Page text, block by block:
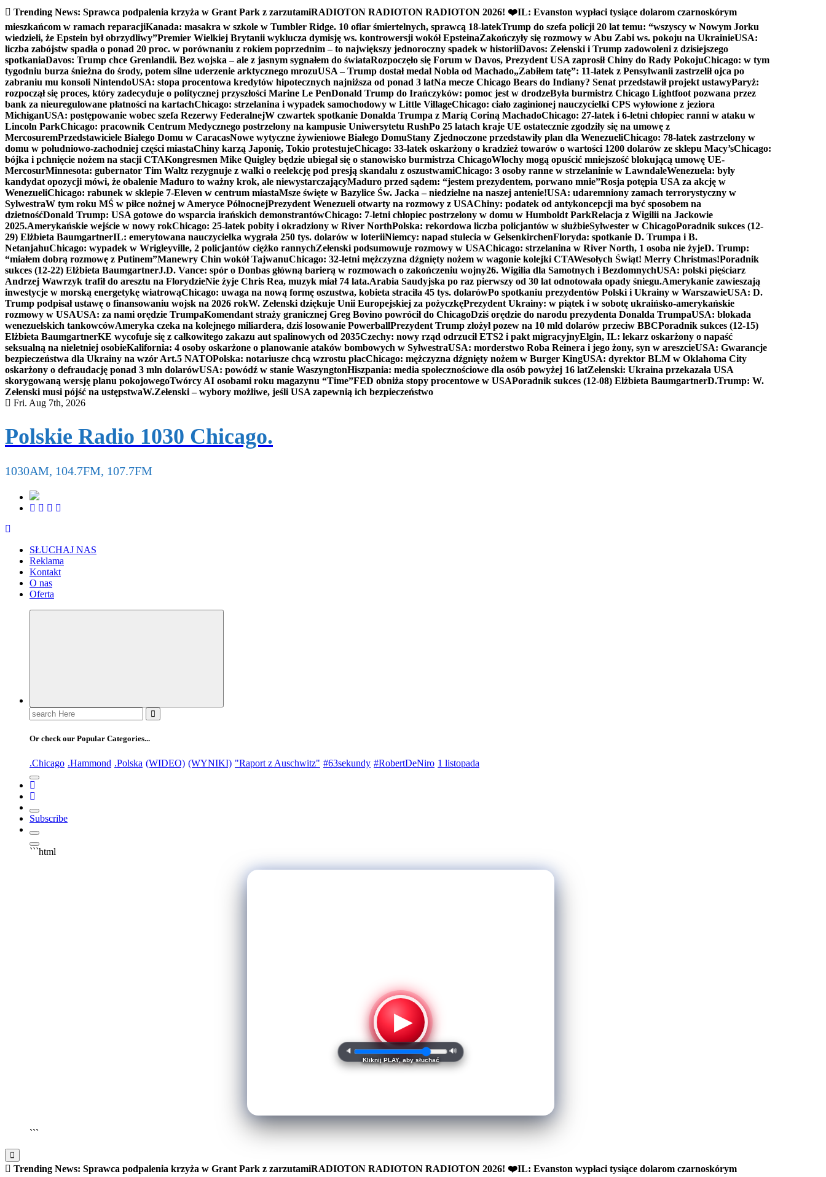
Trending News: Sprawca podpalenia krzyża w Grant Park z zarzutamiRADIOTON RADIOTON RADIOTON 2026! ❤️IL: Evanston wypłaci tysiące dolarom czarnoskórym
mieszkańcom w ramach reparacjiKanada: masakra w szkole w Tumbler Ridge. 10 ofiar śmiertelnych, sprawcą 18-latekTrump do szefa policji 20 lat temu: “wszyscy w Nowym Jorku
wiedzieli, że Epstein był obrzydliwy”Premier Wielkiej Brytanii wyklucza dymisję ws. kontrowersji wokół EpsteinaZakończyły się rozmowy w Abu Zabi ws. pokoju na UkrainieUSA:
liczba zabójstw spadła o ponad 20 proc. w porównaniu z rokiem poprzednim – to największy jednoroczny spadek w historiiDavos: Zełenski i Trump zadowoleni z dzisiejszego
spotkaniaDavos: Trump chce Grenlandii. Bez wojska – ale z jasnym sygnałem do świataRozpoczęło się Forum w Davos, Prezydent USA zaprosił Chiny do Rady PokojuChicago: w tym
tygodniu burza śnieżna do środy, potem silne uderzenie arktycznego mrozuUSA – Trump dostał medal Nobla od Machado„Zabiłem tatę”: 11-latek z Pensylwanii zastrzelił ojca po
zabraniu mu konsoli NintendoUSA: stopa procentowa kredytów hipotecznych najniższa od ponad 3 latNa mecze Chicago Bears do Indiany? Senat przedstawił projekt ustawyParyż:
rozpoczął się proces, który zadecyduje o politycznej przyszłości Marine Le PenDonald Trump do Irańczyków: pomoc jest w drodzeByła burmistrz Chicago Lightfoot pozwana przez
bank za nieuregulowane płatności na kartachChicago: strzelanina i wypadek samochodowy w Little VillageChicago: ciało zaginionej nauczycielki CPS wyłowione z jeziora
MichiganUSA: postępowanie wobec szefa Rezerwy FederalnejW czwartek spotkanie Donalda Trumpa z Maríą Coriną MachadoChicago: 27-latek i 6-letni chłopiec ranni w ataku w
Lincoln ParkChicago: pracownik Centrum Medycznego postrzelony na kampusie Uniwersytetu RushPo 25 latach kraje UE ostatecznie zgodziły się na umowę z
MercosuremPrzedstawiciele Białego Domu w CaracasNowe wytyczne żywieniowe Białego DomuStany Zjednoczone przedstawiły plan dla WenezueliChicago: 78-latek zastrzelony w
domu w południowo-zachodniej części miastaChiny karzą Japonię, Tokio protestujeChicago: 33-latek oskarżony o kradzież towarów o wartości 1200 dolarów ze sklepu Macy’sChicago:
bójka i pchnięcie nożem na stacji CTAKongresmen Mike Quigley będzie ubiegał się o stanowisko burmistrza ChicagoWłochy mogą opuścić mniejszość blokującą umowę UE-
MercosurMinnesota: gubernator Tim Waltz rezygnuje z walki o reelekcję pod presją skandalu z oszustwamiChicago: 3 osoby ranne w strzelaninie w LawndaleWenezuela: były
kandydat opozycji mówi, że obalenie Maduro to ważny krok, ale niewystarczającyMaduro przed sądem: “jestem prezydentem, porwano mnie”Rosja potępia USA za akcję w
WenezueliChicago: rabunek w sklepie 7-Eleven w centrum miastaMsze święte w Bazylice Św. Jacka – niedzielne na naszej antenie!USA: udaremniony zamach terrorystyczny w
SylwestraW tym roku MŚ w piłce nożnej w Ameryce PółnocnejPrezydent Wenezueli otwarty na rozmowy z USAChiny: podatek od antykoncepcji ma być sposobem na
dzietnośćDonald Trump: USA gotowe do wsparcia irańskich demonstrantówChicago: 7-letni chłopiec postrzelony w domu w Humboldt ParkRelacja z Wigilii na Jackowie
2025.Amerykańskie wejście w nowy rokChicago: 25-latek pobity i okradziony w River NorthPolska: rekordowa liczba policjantów w służbieSylwester w ChicagoPoradnik sukces (12-
29) Elżbieta BaumgartnerIL: emerytowana nauczycielka wygrała 250 tys. dolarów w loteriiNiemcy: napad stulecia w GelsenkirchenFloryda: spotkanie D. Trumpa i B.
NetanjahuChicago: wypadek w Wrigleyville, 2 policjantów ciężko rannychZełenski podsumowuje rozmowy w USAChicago: strzelanina w River North, 1 osoba nie żyjeD. Trump:
“miałem dobrą rozmowę z Putinem”Manewry Chin wokół TajwanuChicago: 32-letni mężczyzna dźgnięty nożem w wagonie kolejki CTAWesołych Świąt! Merry Christmas!Poradnik
sukces (12-22) Elżbieta BaumgartnerJ.D. Vance: spór o Donbas główną barierą w rozmowach o zakończeniu wojny26. Wigilia dla Samotnych i BezdomnychUSA: polski pięściarz
Andrzej Wawrzyk trafił do aresztu na FlorydzieNie żyje Chris Rea, muzyk miał 74 lata.Arabia Saudyjska po raz pierwszy od 30 lat odnotowała opady śniegu.Amerykanie zawieszają
inwestycje w morską energetykę wiatrowąChicago: uwaga na nową formę oszustwa, kobieta straciła 45 tys. dolarówPo spotkaniu prezydentów Polski i Ukrainy w WarszawieUSA: D.
Trump podpisał ustawę o finansowaniu wojsk na 2026 rokW. Zełenski dziękuje Unii Europejskiej za pożyczkęPrezydent Ukrainy: w piątek i w sobotę ukraińsko-amerykańskie
rozmowy w USAUSA: za nami orędzie TrumpaKomendant straży granicznej Greg Bovino powrócił do ChicagoDziś orędzie do narodu prezydenta Donalda TrumpaUSA: blokada
wenezuelskich tankowcówAmeryka czeka na kolejnego miliardera, dziś losowanie PowerballPrezydent Trump złożył pozew na 10 mld dolarów przeciw BBCPoradnik sukces (12-15)
Elżbieta BaumgartnerKE wycofuje się z całkowitego zakazu aut spalinowych od 2035Czechy: nowy rząd odrzucił ETS2 i pakt migracyjnyElgin, IL: lekarz oskarżony o napaść
seksualną na nieletniej osobieKalifornia: 4 osoby oskarżone o planowanie ataków bombowych w SylwestraUSA: morderstwo Roba Reinera i jego żony, syn w areszcieUSA: Gwarancje
bezpieczeństwa dla Ukrainy na wzór Art.5 NATOPolska: notariusze chcą wzrostu płacChicago: mężczyzna dźgnięty nożem w Burger KingUSA: dyrektor BLM w Oklahoma City
oskarżony o defraudację ponad 3 mln dolarówUSA: powódź w stanie WaszyngtonHiszpania: media społecznościowe dla osób powyżej 16 latZełenski: Ukraina przekazała USA
skorygowaną wersję planu pokojowegoTwórcy AI osobami roku magazynu “Time”FED obniża stopy procentowe w USAPoradnik sukces (12-08) Elżbieta BaumgartnerD.Trump: W.
Zełenski musi pójść na ustępstwaW.Zełenski – wybory możliwe, jeśli USA zapewnią ich bezpieczeństwo
Fri. Aug 7th, 2026
Polskie Radio 1030 Chicago.
1030AM, 104.7FM, 107.7FM
SŁUCHAJ NAS
Reklama
Kontakt
O nas
Oferta
Or check our Popular Categories...
.Chicago .Hammond .Polska (WIDEO) (WYNIKI) "Raport z Auschwitz" #63sekundy #RobertDeNiro 1 listopada
Subscribe
```html
▶
🔈 🔊
Kliknij PLAY, aby słuchać
```
Trending News: Sprawca podpalenia krzyża w Grant Park z zarzutamiRADIOTON RADIOTON RADIOTON 2026! ❤️IL: Evanston wypłaci tysiące dolarom czarnoskórym